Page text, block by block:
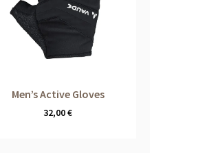
Men’s Active Gloves
32,00€